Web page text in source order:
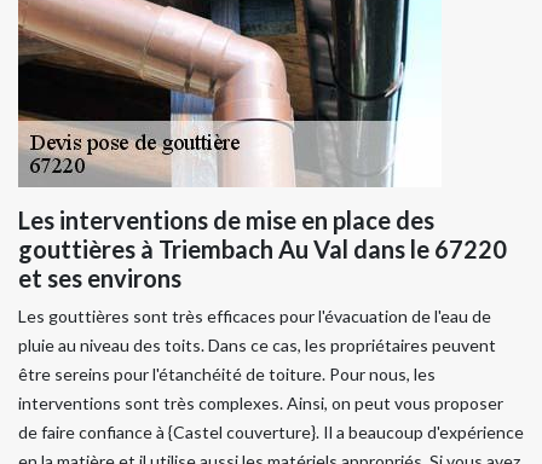
Les interventions de mise en place des
gouttières à Triembach Au Val dans le 67220
et ses environs
Les gouttières sont très efficaces pour l'évacuation de l'eau de
pluie au niveau des toits. Dans ce cas, les propriétaires peuvent
être sereins pour l'étanchéité de toiture. Pour nous, les
interventions sont très complexes. Ainsi, on peut vous proposer
de faire confiance à {Castel couverture}. Il a beaucoup d'expérience